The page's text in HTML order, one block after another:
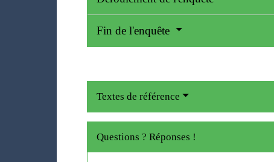
Fin de l'enquête
Textes de référence
Questions ? Réponses !